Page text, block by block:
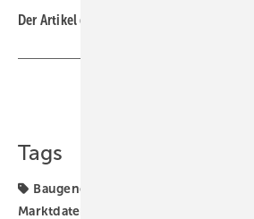
Der Artikel gehört zur
Tags
Baugenehmigung
Marktdaten